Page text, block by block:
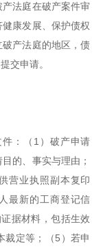
法庭在破产案件审
康发展、保护债权
产法庭的地区，债
交申请。
：（1）破产申请
的、事实与理由；
营业执照副本复印
最新的工商登记信
据材料，包括生效
裁定等；（5）若申